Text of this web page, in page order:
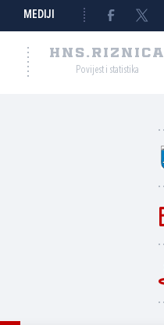
MEDIJI
HNS.RIZNICA
Povijest i statistika